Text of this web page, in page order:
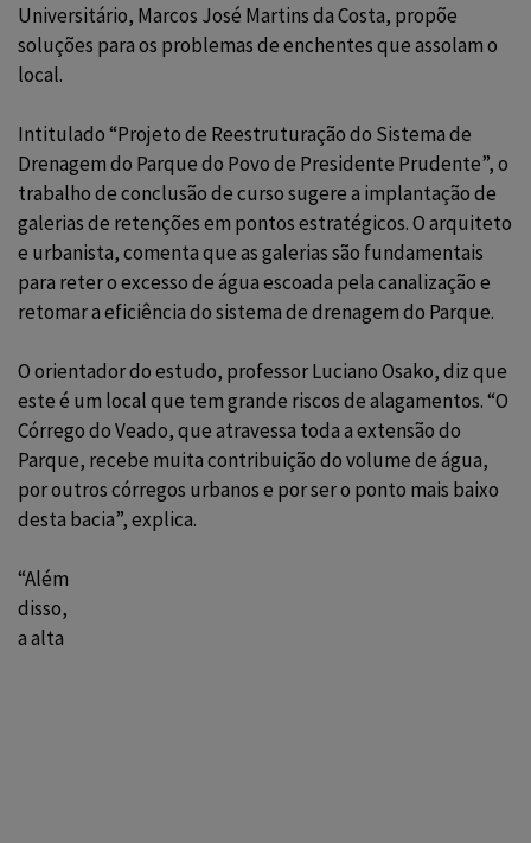
Universitário, Marcos José Martins da Costa, propõe
soluções para os problemas de enchentes que assolam o
local.
Intitulado “Projeto de Reestruturação do Sistema de
Drenagem do Parque do Povo de Presidente Prudente”, o
trabalho de conclusão de curso sugere a implantação de
galerias de retenções em pontos estratégicos. O arquiteto
e urbanista, comenta que as galerias são fundamentais
para reter o excesso de água escoada pela canalização e
retomar a eficiência do sistema de drenagem do Parque.
O orientador do estudo, professor Luciano Osako, diz que
este é um local que tem grande riscos de alagamentos. “O
Córrego do Veado, que atravessa toda a extensão do
Parque, recebe muita contribuição do volume de água,
por outros córregos urbanos e por ser o ponto mais baixo
desta bacia”, explica.
“Além
disso,
a alta